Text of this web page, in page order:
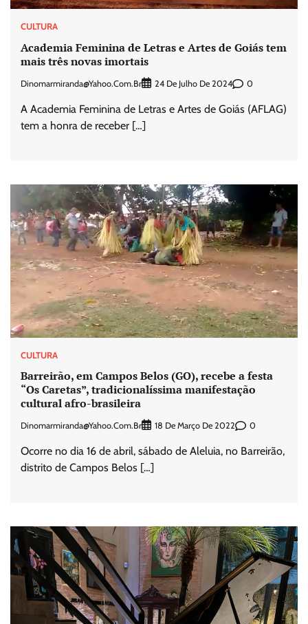
CULTURA
Academia Feminina de Letras e Artes de Goiás tem
mais três novas imortais
Dinomarmiranda@yahoo.com.br 24 De Julho De 2024 0
A Academia Feminina de Letras e Artes de Goiás (AFLAG)
tem a honra de receber […]
CULTURA
Barreirão, em Campos Belos (GO), recebe a festa
“Os Caretas”, tradicionalíssima manifestação
cultural afro-brasileira
Dinomarmiranda@yahoo.com.br 18 De Março De 2022 0
Ocorre no dia 16 de abril, sábado de Aleluia, no Barreirão,
distrito de Campos Belos […]